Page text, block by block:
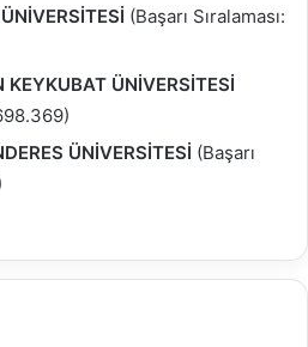
(Başarı Sıralaması:
ÜNİVERSİTESİ
ÜNİVERSİTESİ (Başarı